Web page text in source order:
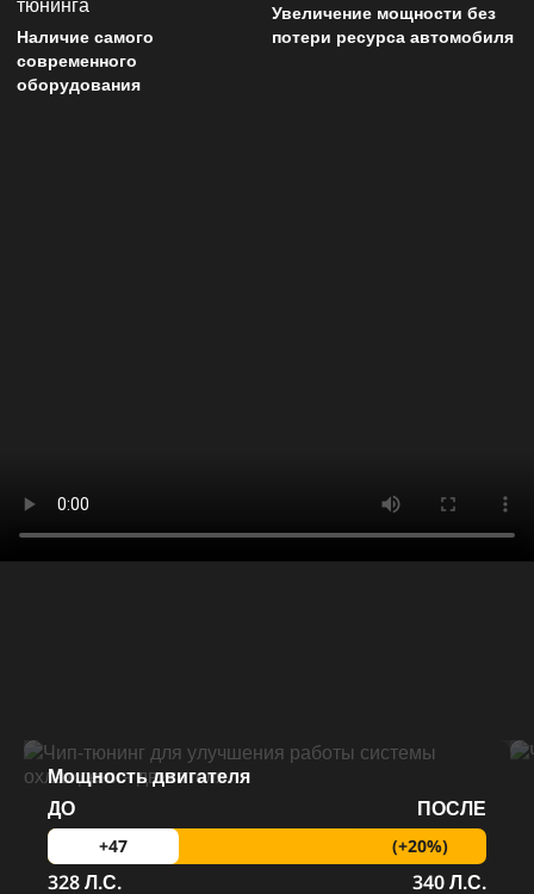
Наличие самого
современного
оборудования
Увеличение мощности без
потери ресурса автомобиля
Мощность двигателя
ДО
ПОСЛЕ
+47 (+20%)
328 Л.С. 340 Л.С.